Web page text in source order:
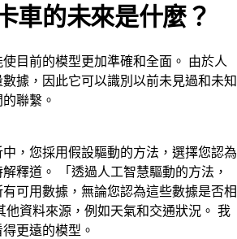
車的未來是什麼？
目前的模型更加準確和全面。 由於人
據，因此它可以識別以前未見過和未知
聯繫。
中，您採用假設驅動的方法，選擇您認為
釋道。 「透過人工智慧驅動的方法，
可用數據，無論您認為這些數據是否相
他資料來源，例如天氣和交通狀況。 我
更遠的模型。